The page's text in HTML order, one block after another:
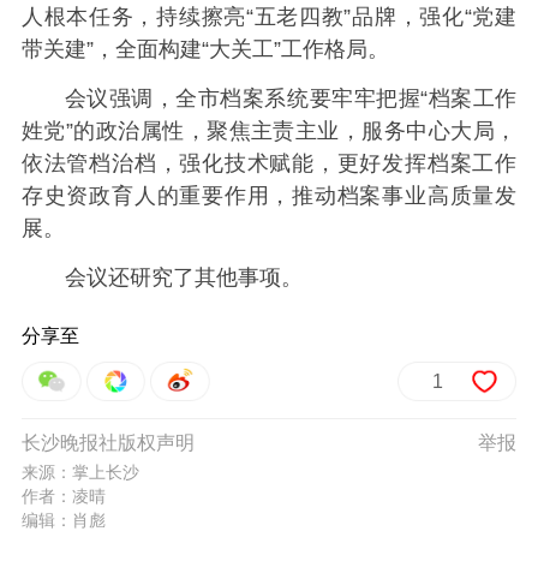
人根本任务，持续擦亮“五老四教”品牌，强化“党建
带关建”，全面构建“大关工”工作格局。
会议强调，全市档案系统要牢牢把握“档案工作
姓党”的政治属性，聚焦主责主业，服务中心大局，
依法管档治档，强化技术赋能，更好发挥档案工作
存史资政育人的重要作用，推动档案事业高质量发
展。
会议还研究了其他事项。
分享至
1
举报
长沙晚报社版权声明
来源：掌上长沙
作者：凌晴
编辑：肖彪